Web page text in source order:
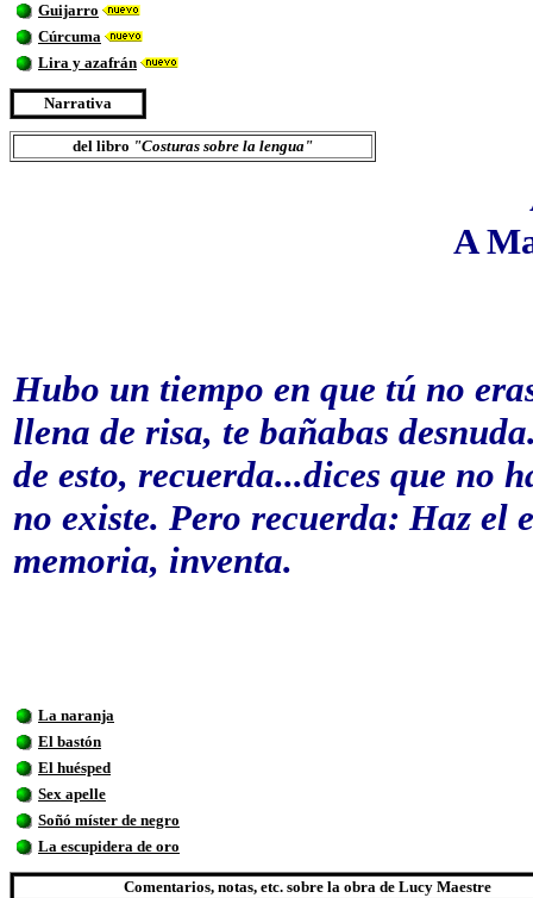
Guijarro
Cúrcuma
Lira y azafrán
Narrativa
del libro "Costuras sobre la lengua"
A
Hubo un tiempo en que tú no
llena de risa, te bañabas
de esto, recuerda...dices que no
no existe. Pero recuerda: Haz el
memoria, inventa.
La naranja
El bastón
El huésped
Sex apelle
Soñó míster de negro
La escupidera de oro
Comentarios, notas, etc. sobre la obra de Lucy Maestre